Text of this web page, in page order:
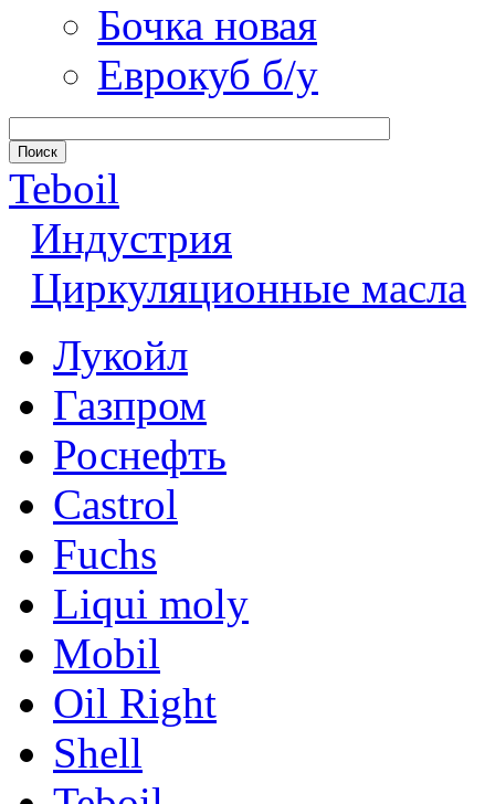
Бочка новая
Еврокуб б/у
Teboil
Индустрия
Циркуляционные масла
Лукойл
Газпром
Роснефть
Castrol
Fuchs
Liqui moly
Mobil
Oil Right
Shell